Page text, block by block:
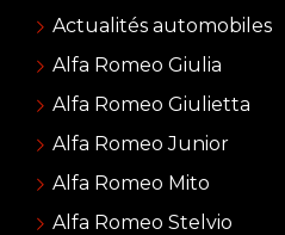
Actualités automobiles
Alfa Romeo Giulia
Alfa Romeo Giulietta
Alfa Romeo Junior
Alfa Romeo Mito
Alfa Romeo Stelvio